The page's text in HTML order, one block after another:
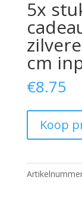
5x
cm
€8.75
Koop